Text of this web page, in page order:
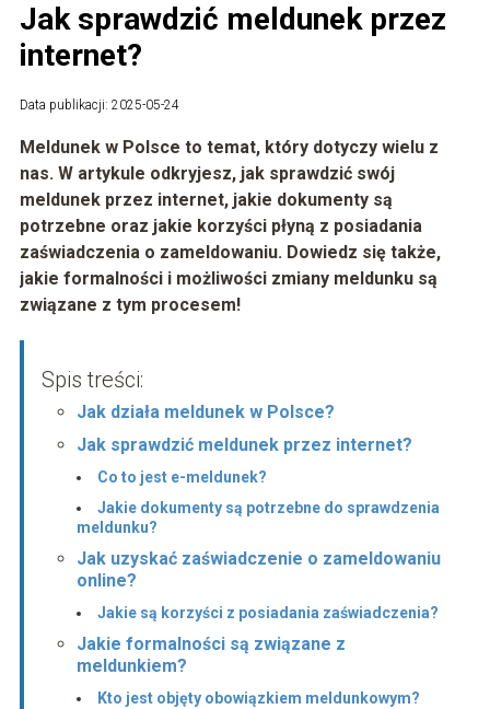
Jak sprawdzić meldunek przez
internet?
Data publikacji: 2025-05-24
Meldunek w Polsce to temat, który dotyczy wielu z
nas. W artykule odkryjesz, jak sprawdzić swój
meldunek przez internet, jakie dokumenty są
potrzebne oraz jakie korzyści płyną z posiadania
zaświadczenia o zameldowaniu. Dowiedz się także,
jakie formalności i możliwości zmiany meldunku są
związane z tym procesem!
Spis treści:
Jak działa meldunek w Polsce?
Jak sprawdzić meldunek przez internet?
Co to jest e-meldunek?
Jakie dokumenty są potrzebne do sprawdzenia
meldunku?
Jak uzyskać zaświadczenie o zameldowaniu
online?
Jakie są korzyści z posiadania zaświadczenia?
Jakie formalności są związane z
meldunkiem?
Kto jest objęty obowiązkiem meldunkowym?